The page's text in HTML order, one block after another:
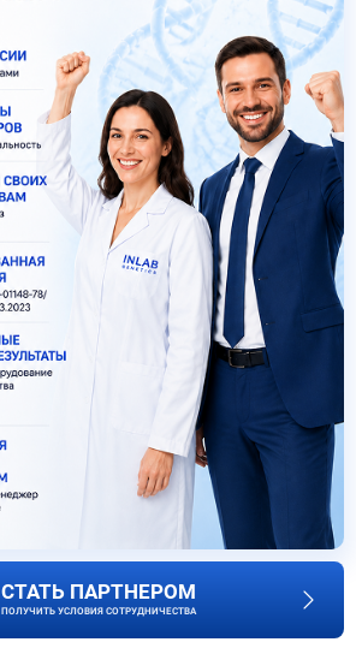
СТАТЬ ПАРТНЕРОМ
ПОЛУЧИТЬ УСЛОВИЯ СОТРУДНИЧЕСТВА